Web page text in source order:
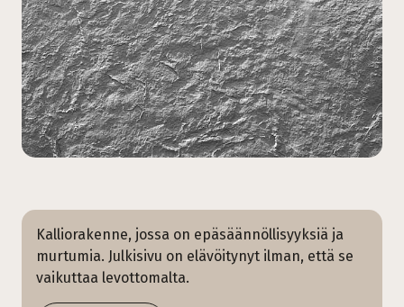
Kalliorakenne, jossa on epäsäännöllisyyksiä ja
murtumia. Julkisivu on elävöitynyt ilman, että se
vaikuttaa levottomalta.